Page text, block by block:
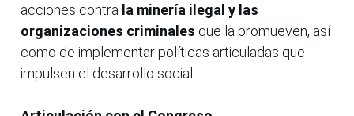
acciones contra la minería ilegal y las
organizaciones criminales que la promueven, así
como de implementar políticas articuladas que
impulsen el desarrollo social.